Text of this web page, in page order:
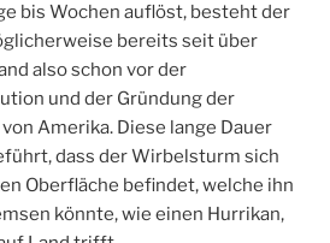
bis Wochen auflöst, besteht der
bereits seit über
also schon vor der
und der Gründung der
Amerika. Diese lange Dauer
dass der Wirbelsturm sich
Oberfläche befindet, welche ihn
könnte, wie einen Hurrikan,